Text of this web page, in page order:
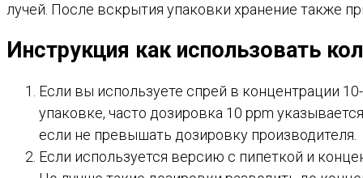
лучей. После вскрытия упаковки хранение также
Инструкция как использовать
Если вы используете спрей в концентрации
упаковке, часто дозировка 10 ppm
если не превышать дозировку производителя.
Если используется версию с пипеткой и